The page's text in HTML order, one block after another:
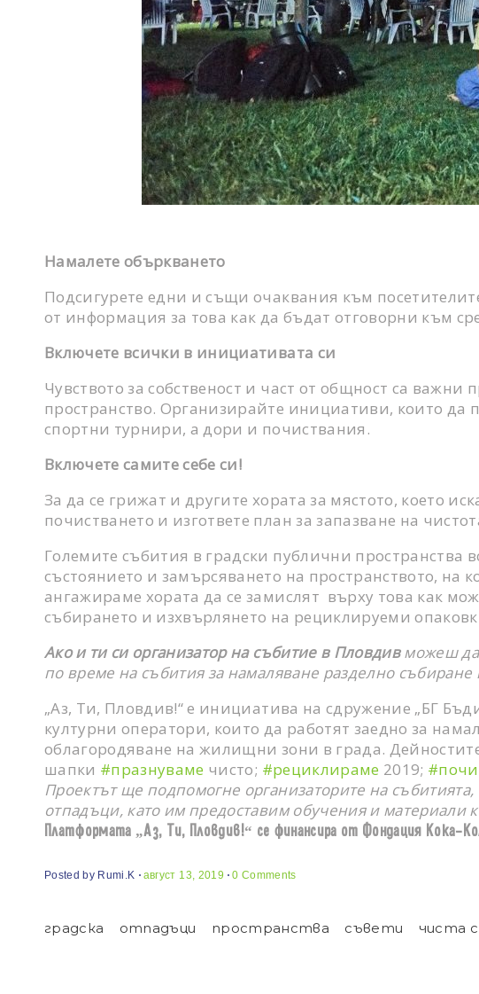
Намалете объркването
Подсигурете едни и същи очаквания към
от информация за това как да бъдат отговорни към
Включете всички в инициативата си
Чувството за собственост и част от общност са
пространство. Организирайте инициативи, които
спортни турнири, а дори и почиствания.
Включете самите себе си!
За да се грижат и другите хората за мястото, което
почистването и изгответе план за запазване на
Големите събития в градски публични пространства
състоянието и замърсяването на пространството, на
ангажираме хората да се замислят върху това как
събирането и изхвърлянето на рециклируеми
Ако и ти си организатор на събитие в Пловдивможеш да
по време на събития за намаляване разделно
„Аз, Ти, Пловдив!“ е инициатива на сдружение „БГ
културни оператори, които да работят заедно за
облагородяване на жилищни зони в града.
шапки #празнуваме чисто; #рециклираме 2019;
Проектът ще подпомогне организаторите на
отпадъци, като им предоставим обучения и материали
Платформата „Аз, Tи, Пловдив!“ се финансира от Фондация Кока-
Posted by Rumi.k август 13, 2019 0 Comments
градска отпадъци пространства съвети чиста